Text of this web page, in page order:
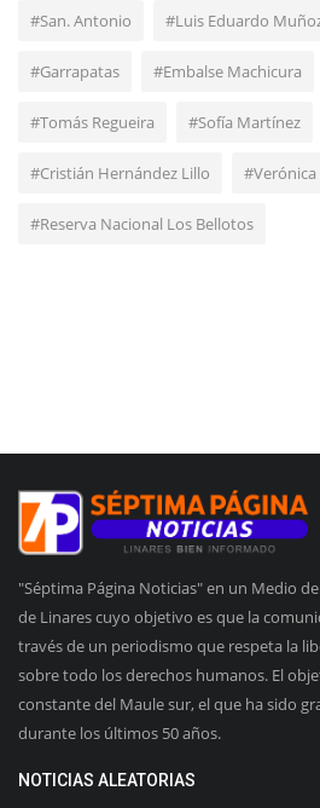
#San. Antonio #Luis Eduardo
#Garrapatas #Embalse Machicura
#Tomás Regueira #Sofía Martínez
#Cristián Hernández Lillo #Verónica
#Reserva Nacional Los Bellotos
"Séptima Página Noticias" en un Medio
de Linares cuyo objetivo es que la
través de un periodismo que respeta la
sobre todo los derechos humanos. El
constante del Maule sur, el que ha sido
durante los últimos 50 años.
NOTICIAS ALEATORIAS